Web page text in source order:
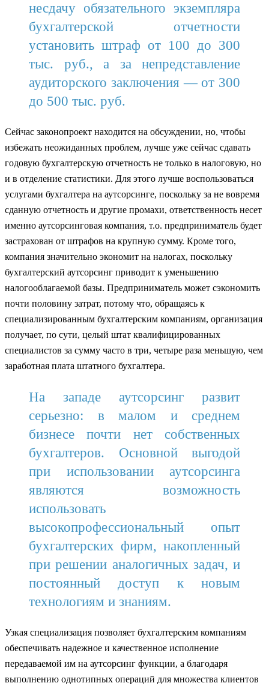
несдачу обязательного экземпляра
бухгалтерской отчетности
установить штраф от 100 до 300
тыс. руб., а за непредставление
аудиторского заключения — от 300
до 500 тыс. руб.
Сейчас законопроект находится на обсуждении, но, чтобы
избежать неожиданных проблем, лучше уже сейчас сдавать
годовую бухгалтерскую отчетность не только в налоговую, но
и в отделение статистики. Для этого лучше воспользоваться
услугами бухгалтера на аутсорсинге, поскольку за не вовремя
сданную отчетность и другие промахи, ответственность несет
именно аутсорсинговая компания, т.о. предприниматель будет
застрахован от штрафов на крупную сумму. Кроме того,
компания значительно экономит на налогах, поскольку
бухгалтерский аутсорсинг приводит к уменьшению
налогооблагаемой базы. Предприниматель может сэкономить
почти половину затрат, потому что, обращаясь к
специализированным бухгалтерским компаниям, организация
получает, по сути, целый штат квалифицированных
специалистов за сумму часто в три, четыре раза меньшую, чем
заработная плата штатного бухгалтера.
На западе аутсорсинг развит
серьезно: в малом и среднем
бизнесе почти нет собственных
бухгалтеров. Основной выгодой
при использовании аутсорсинга
являются возможность
использовать
высокопрофессиональный опыт
бухгалтерских фирм, накопленный
при решении аналогичных задач, и
постоянный доступ к новым
технологиям и знаниям.
Узкая специализация позволяет бухгалтерским компаниям
обеспечивать надежное и качественное исполнение
передаваемой им на аутсорсинг функции, а благодаря
выполнению однотипных операций для множества клиентов